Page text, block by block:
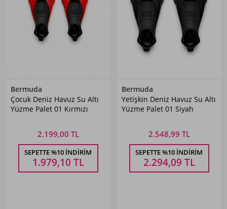
Bermuda
Çocuk Deniz Havuz Su Altı
Yüzme Palet 01 Kırmızı
2.199,00 TL
SEPETTE %10 İNDIRIM
1.979,10 TL
Bermuda
Yetişkin Deniz Havuz Su Altı
Yüzme Palet 01 Siyah
2.548,99 TL
SEPETTE %10 İNDIRIM
2.294,09 TL